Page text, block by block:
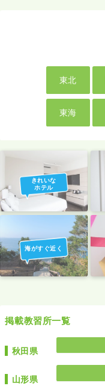
東北
東海
きれいな
ホテル
海がすぐ近く
掲載教習所一覧
秋田県
山形県